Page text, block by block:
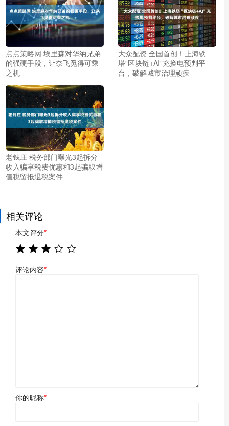
点点策略网 埃里森对华纳兄弟
的强硬手段，让奈飞觅得可乘
之机
大众配资 全国首创！上海铁
塔“区块链+AI”充换电预判平
台，破解城市治理顽疾
老钱庄 税务部门曝光3起拆分
收入骗享税费优惠和3起骗取增
值税留抵退税案件
相关评论
本文评分*
评论内容*
你的昵称*